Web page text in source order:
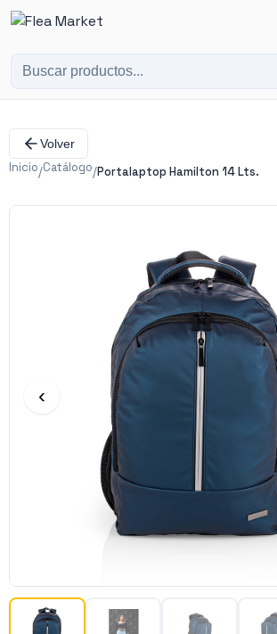
Volver
Inicio/Catálogo/Portalaptop Hamilton 14 Lts.
‹